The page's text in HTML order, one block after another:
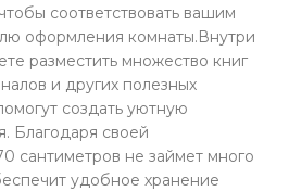
соответствовать вашим
оформления комнаты.Внутри
разместить множество книг
и других полезных
создать уютную
Благодаря своей
сантиметров не займет много
удобное хранение